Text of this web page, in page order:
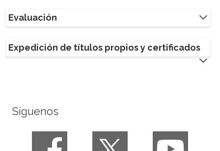
Evaluación
Expedición de títulos propios y certificados
Síguenos